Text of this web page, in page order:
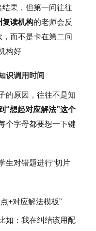
果，但第一问往往
复读机构的老师会反
而不是卡在第二问
构好
识调用时间
的原因，往往不是知
“想起对应解法”这个
个字母都要想一下键
生对错题进行“切片
+对应解法模板”
如：我在纠结该用配